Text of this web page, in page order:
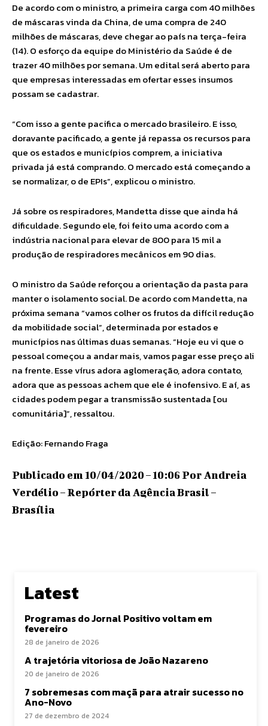
De acordo com o ministro, a primeira carga com 40 milhões
de máscaras vinda da China, de uma compra de 240
milhões de máscaras, deve chegar ao país na terça-feira
(14). O esforço da equipe do Ministério da Saúde é de
trazer 40 milhões por semana. Um edital será aberto para
que empresas interessadas em ofertar esses insumos
possam se cadastrar.
“Com isso a gente pacifica o mercado brasileiro. E isso,
doravante pacificado, a gente já repassa os recursos para
que os estados e municípios comprem, a iniciativa
privada já está comprando. O mercado está começando a
se normalizar, o de EPIs”, explicou o ministro.
Já sobre os respiradores, Mandetta disse que ainda há
dificuldade. Segundo ele, foi feito uma acordo com a
indústria nacional para elevar de 800 para 15 mil a
produção de respiradores mecânicos em 90 dias.
O ministro da Saúde reforçou a orientação da pasta para
manter o isolamento social. De acordo com Mandetta, na
próxima semana “vamos colher os frutos da difícil redução
da mobilidade social”, determinada por estados e
municípios nas últimas duas semanas. “Hoje eu vi que o
pessoal começou a andar mais, vamos pagar esse preço ali
na frente. Esse vírus adora aglomeração, adora contato,
adora que as pessoas achem que ele é inofensivo. E aí, as
cidades podem pegar a transmissão sustentada [ou
comunitária]”, ressaltou.
Edição: Fernando Fraga
Publicado em 10/04/2020 – 10:06 Por Andreia
Verdélio – Repórter da Agência Brasil –
Brasília
Latest
Programas do Jornal Positivo voltam em
fevereiro
28 de janeiro de 2026
A trajetória vitoriosa de João Nazareno
20 de janeiro de 2026
7 sobremesas com maçã para atrair sucesso no
Ano-Novo
27 de dezembro de 2024